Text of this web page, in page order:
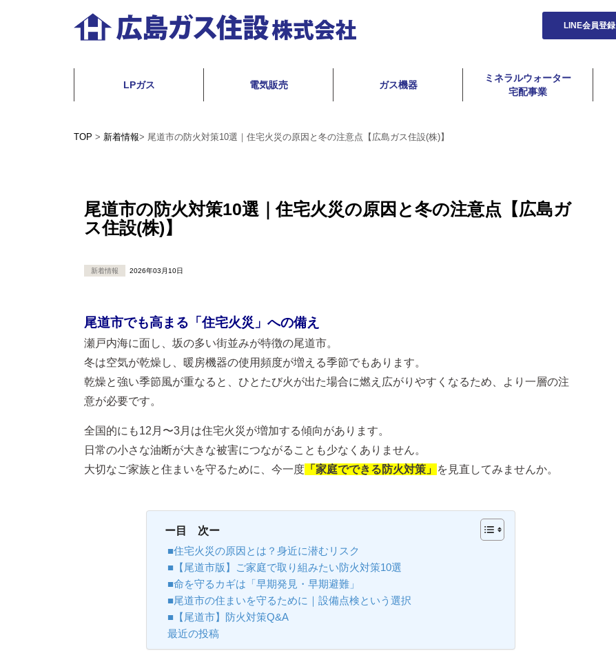
ス
社
LINE会員登録
LPガス 電気販売 ガス機器
ミネラルウォーター
宅配事業
TOP > 新着情報> 尾道市の防火対策10選｜住宅火災の原因と冬の注意点【広島ガス住設(株)】
尾道市の防火対策10選｜住宅火災の原因と冬の注意点【広島ガ
ス住設(株)】
新着情報 2026年03月10日
尾道市でも高まる「住宅火災」への備え
瀬戸内海に面し、坂の多い街並みが特徴の尾道市。
冬は空気が乾燥し、暖房機器の使用頻度が増える季節でもあります。
乾燥と強い季節風が重なると、ひとたび火が出た場合に燃え広がりやすくなるため、より一層の注
意が必要です。
全国的にも12月〜3月は住宅火災が増加する傾向があります。
日常の小さな油断が大きな被害につながることも少なくありません。
大切なご家族と住まいを守るために、今一度 「家庭でできる防火対策」 を見直してみませんか。
ー目 次ー
■住宅火災の原因とは？身近に潜むリスク
■【尾道市版】ご家庭で取り組みたい防火対策10選
■命を守るカギは「早期発見・早期避難」
■尾道市の住まいを守るために｜設備点検という選択
■【尾道市】防火対策Q&A
最近の投稿